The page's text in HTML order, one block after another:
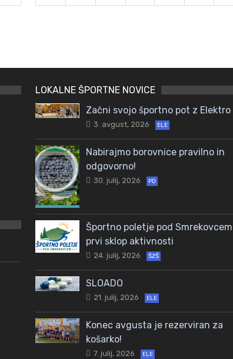
LOKALNE ŠPORTNE NOVICE
Začni svojo športno pot z Elektro
3. avgust, 2026 ELE
Nabirajmo borovnice pravilno in
odgovorno!
30. julij, 2026 PD
Športno poletje pod
prvi sklop aktivnosti
24. julij, 2026 ŠZŠ
SLOADO
21. julij, 2026 ELE
Konec avgusta je rezerviran za
košarko!
7. julij, 2026 ELE